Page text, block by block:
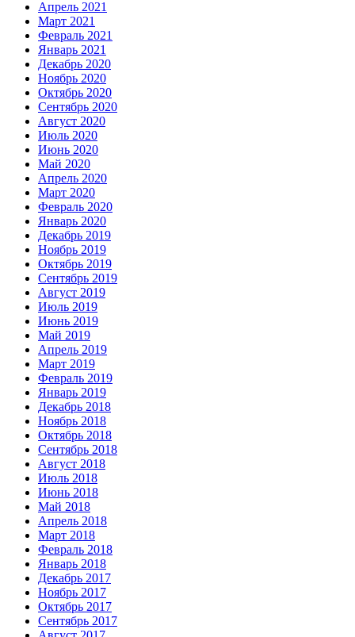
Апрель 2021
Март 2021
Февраль 2021
Январь 2021
Декабрь 2020
Ноябрь 2020
Октябрь 2020
Сентябрь 2020
Август 2020
Июль 2020
Июнь 2020
Май 2020
Апрель 2020
Март 2020
Февраль 2020
Январь 2020
Декабрь 2019
Ноябрь 2019
Октябрь 2019
Сентябрь 2019
Август 2019
Июль 2019
Июнь 2019
Май 2019
Апрель 2019
Март 2019
Февраль 2019
Январь 2019
Декабрь 2018
Ноябрь 2018
Октябрь 2018
Сентябрь 2018
Август 2018
Июль 2018
Июнь 2018
Май 2018
Апрель 2018
Март 2018
Февраль 2018
Январь 2018
Декабрь 2017
Ноябрь 2017
Октябрь 2017
Сентябрь 2017